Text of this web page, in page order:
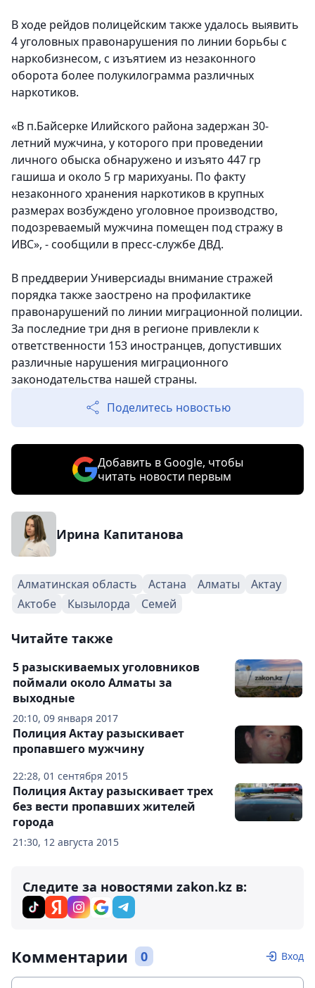
В ходе рейдов полицейским также удалось выявить
4 уголовных правонарушения по линии борьбы с
наркобизнесом, с изъятием из незаконного
оборота более полукилограмма различных
наркотиков.
«В п.Байсерке Илийского района задержан 30-
летний мужчина, у которого при проведении
личного обыска обнаружено и изъято 447 гр
гашиша и около 5 гр марихуаны. По факту
незаконного хранения наркотиков в крупных
размерах возбуждено уголовное производство,
подозреваемый мужчина помещен под стражу в
ИВС», - сообщили в пресс-службе ДВД.
В преддверии Универсиады внимание стражей
порядка также заострено на профилактике
правонарушений по линии миграционной полиции.
За последние три дня в регионе привлекли к
ответственности 153 иностранцев, допустивших
различные нарушения миграционного
законодательства нашей страны.
Поделитесь новостью
Добавить в Google, чтобы
читать новости первым
Ирина Капитанова
Алматинская область Астана Алматы
Актау
Актобе
Кызылорда Семей
Читайте также
20:10, 09 января 2017
5 разыскиваемых уголовников
поймали около Алматы за
выходные
22:28, 01 сентября 2015
Полиция Актау разыскивает
пропавшего мужчину
21:30, 12 августа 2015
Полиция Актау разыскивает трех
без вести пропавших жителей
города
Следите за новостями zakon.kz в:
Комментарии 0 Вход